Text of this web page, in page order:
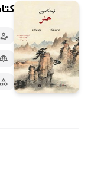
همه کتاب‌ها
کتاب‌های صوتی
کتاب‌های متنی